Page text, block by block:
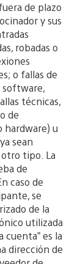
de plazo
y sus
robadas o
o fallas de
software,
técnicas,
de
hardware) u
sean
tipo. La
de
caso de
se
de la
utilizada
cuenta” es la
dirección de